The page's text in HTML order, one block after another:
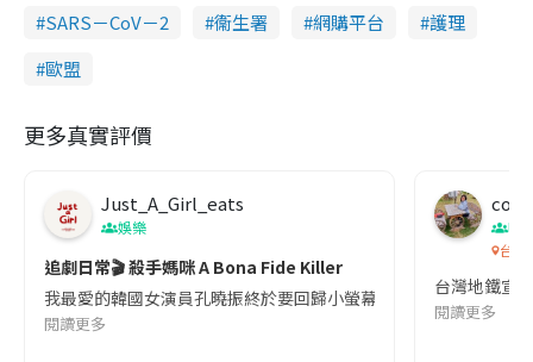
SARS－CoV－2
衞生署 網購平台
護理
歐盟
更多真實評價
Just_A_Girl_eats
娛樂
追劇日常🎬 殺手媽咪 A Bona Fide Killer
我最愛的韓國女演員孔曉振終於要回歸小螢幕啦!這次的劇本改編
閱讀更多
co
吹
台灣
台灣地鐵宣
閱讀更多